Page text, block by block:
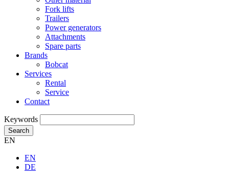
Fork lifts
Trailers
Power generators
Attachments
Spare parts
Brands
Bobcat
Services
Rental
Service
Contact
Keywords
Search
EN
EN
DE